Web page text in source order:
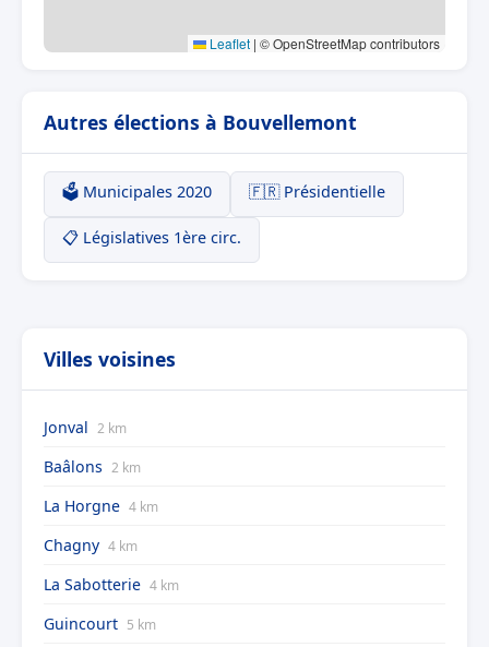
Leaflet | © OpenStreetMap contributors
Autres élections à Bouvellemont
🗳️ Municipales 2020 🇫🇷 Présidentielle
📋 Législatives 1ère circ.
Villes voisines
Jonval 2 km
Baâlons 2 km
La Horgne 4 km
Chagny 4 km
La Sabotterie 4 km
Guincourt 5 km